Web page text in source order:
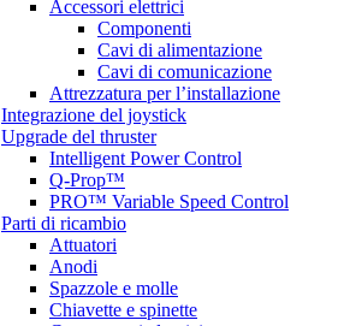
Accessori elettrici
Componenti
Cavi di alimentazione
Cavi di comunicazione
Attrezzatura per l’installazione
Integrazione del joystick
Upgrade del thruster
Intelligent Power Control
Q-Prop™
PRO™ Variable Speed Control
Parti di ricambio
Attuatori
Anodi
Spazzole e molle
Chiavette e spinette